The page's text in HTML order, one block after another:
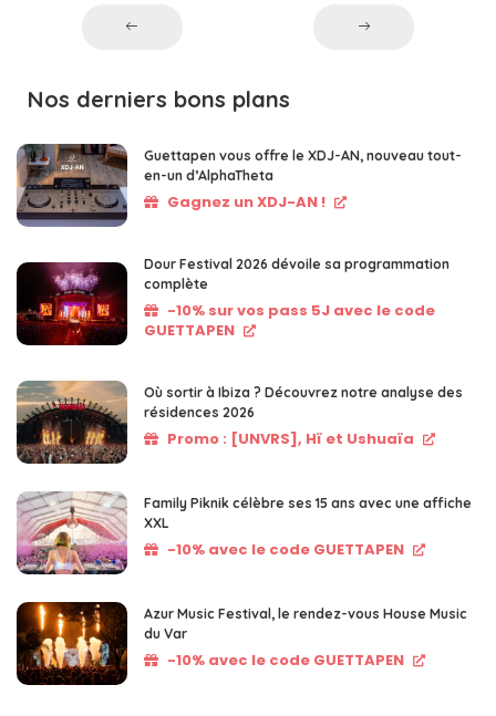
Nos derniers bons plans
Guettapen vous offre le XDJ-AN, nouveau tout-
en-un d’AlphaTheta
Gagnez un XDJ-AN !
Dour Festival 2026 dévoile sa programmation
complète
-10% sur vos pass 5J avec le code
GUETTAPEN
Où sortir à Ibiza ? Découvrez notre analyse des
résidences 2026
Promo : [UNVRS], Hï et Ushuaïa
Family Piknik célèbre ses 15 ans avec une affiche
XXL
-10% avec le code GUETTAPEN
Azur Music Festival, le rendez-vous House Music
du Var
-10% avec le code GUETTAPEN